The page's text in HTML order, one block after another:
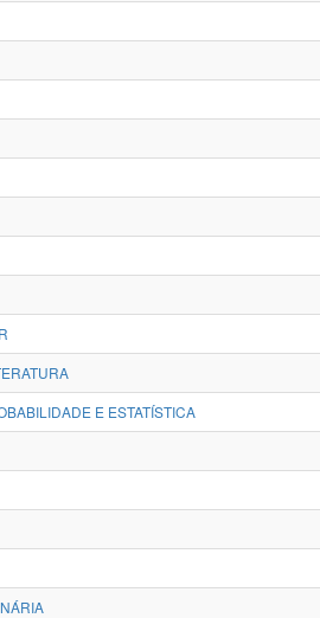
E ESTATÍSTICA